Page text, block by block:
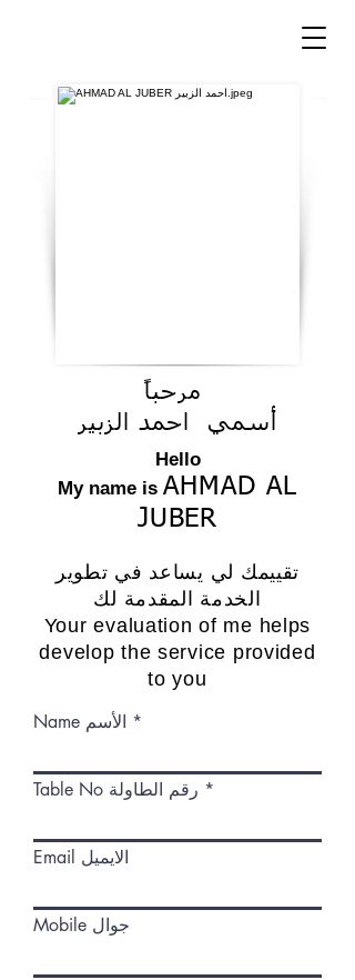
أسمي احمد الزبير
Hello
My name isAHMAD AL
JUBER
تقييمك لي يساعد في تطوير
الخدمة المقدمة لك
Your evaluation of me helps
develop the service provided
to you
Name الأسم
Table No رقم الطاولة
Email الايميل
Mobile جوال